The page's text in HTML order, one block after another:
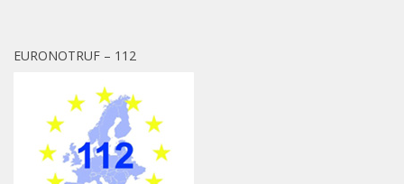
EURONOTRUF – 112